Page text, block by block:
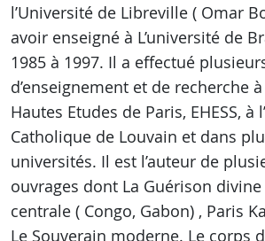
l’Université de Libreville ( Omar
avoir enseigné à L’université de
1985 à 1997. Il a effectué
d’enseignement et de recherche à
Hautes Etudes de Paris, EHESS, à
Catholique de Louvain et dans
universités. Il est l’auteur de
ouvrages dont La Guérison
centrale ( Congo, Gabon) , Paris
Le Souverain moderne. Le corps